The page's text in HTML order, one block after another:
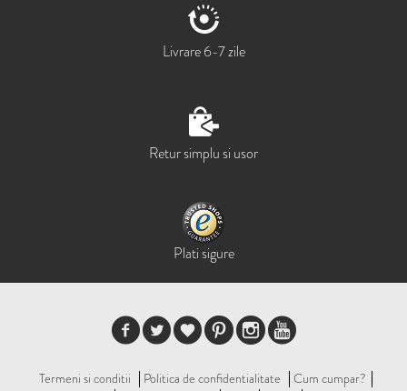
Livrare 6-7 zile
Retur simplu si usor
Plati sigure
Termeni si conditii Politica de confidentialitate
Cum cumpar?